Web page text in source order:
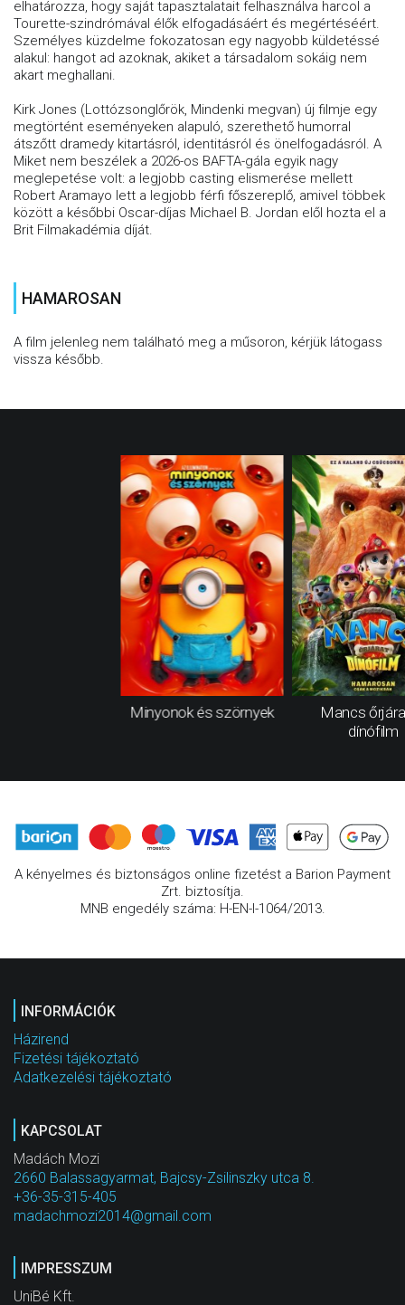
elhatározza, hogy saját tapasztalatait felhasználva harcol a
Tourette-szindrómával élők elfogadásáért és megértéséért.
Személyes küzdelme fokozatosan egy nagyobb küldetéssé
alakul: hangot ad azoknak, akiket a társadalom sokáig nem
akart meghallani.
Kirk Jones (Lottózsonglőrök, Mindenki megvan) új filmje egy
megtörtént eseményeken alapuló, szerethető humorral
átszőtt dramedy kitartásról, identitásról és önelfogadásról. A
Miket nem beszélek a 2026-os BAFTA-gála egyik nagy
meglepetése volt: a legjobb casting elismerése mellett
Robert Aramayo lett a legjobb férfi főszereplő, amivel többek
között a későbbi Oscar-díjas Michael B. Jordan elől hozta el a
Brit Filmakadémia díját.
HAMAROSAN
A film jelenleg nem található meg a műsoron, kérjük látogass
vissza később.
Minyonok és szörnyek
Mancs
dínófilm
A kényelmes és biztonságos online fizetést a Barion Payment
Zrt. biztosítja.
MNB engedély száma: H-EN-I-1064/2013.
INFORMÁCIÓK
Házirend
Fizetési tájékoztató
Adatkezelési tájékoztató
KAPCSOLAT
Madách Mozi
2660 Balassagyarmat, Bajcsy-Zsilinszky utca 8.
+36-35-315-405
madachmozi2014@gmail.com
IMPRESSZUM
UniBé Kft.